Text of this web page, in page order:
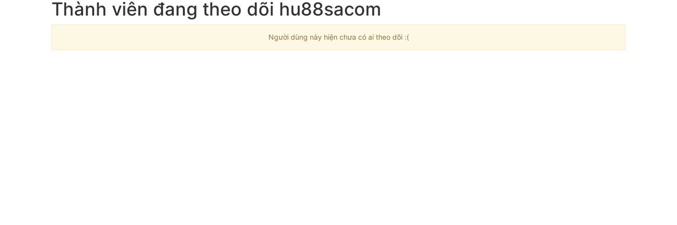
Thành viên đang theo dõi hu88sacom
Người dùng này hiện chưa có ai theo dõi :(